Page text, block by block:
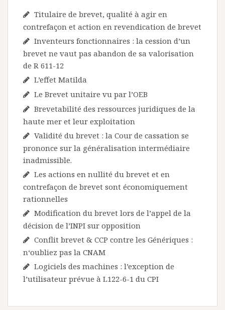
Titulaire de brevet, qualité à agir en
contrefaçon et action en revendication de brevet
Inventeurs fonctionnaires : la cession d’un
brevet ne vaut pas abandon de sa valorisation
de R 611-12
L’effet Matilda
Le Brevet unitaire vu par l’OEB
Brevetabilité des ressources juridiques de la
haute mer et leur exploitation
Validité du brevet : la Cour de cassation se
prononce sur la généralisation intermédiaire
inadmissible.
Les actions en nullité du brevet et en
contrefaçon de brevet sont économiquement
rationnelles
Modification du brevet lors de l’appel de la
décision de l’INPI sur opposition
Conflit brevet & CCP contre les Génériques :
n‘oubliez pas la CNAM
Logiciels des machines : l’exception de
l’utilisateur prévue à L122-6-1 du CPI